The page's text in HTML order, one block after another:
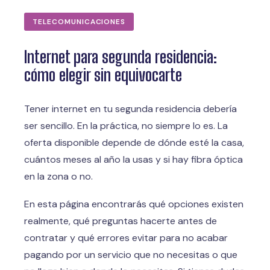
TELECOMUNICACIONES
Internet para segunda residencia:
cómo elegir sin equivocarte
Tener internet en tu segunda residencia debería
ser sencillo. En la práctica, no siempre lo es. La
oferta disponible depende de dónde esté la casa,
cuántos meses al año la usas y si hay fibra óptica
en la zona o no.
En esta página encontrarás qué opciones existen
realmente, qué preguntas hacerte antes de
contratar y qué errores evitar para no acabar
pagando por un servicio que no necesitas o que